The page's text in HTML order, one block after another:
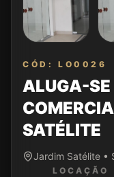
CÓD: LO0026
ALUGA-
SATÉLITE
Jardim Satélite •
LOCAÇÃO